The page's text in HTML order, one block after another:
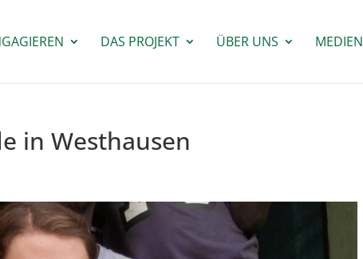
DAS PROJEKT ÜBER UNS MEDIEN
in Westhausen